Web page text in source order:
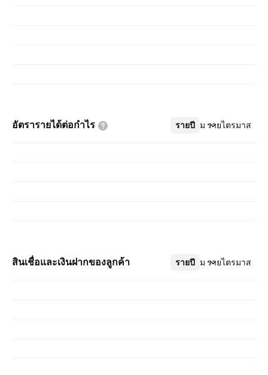
อัตรารายได้ต่อกำไร รายปี รายไตรมาส
เพิ่มเติม
สินเชื่อและเงินฝากของลูกค้า รายปี รายไตรมาส
เพิ่มเติม